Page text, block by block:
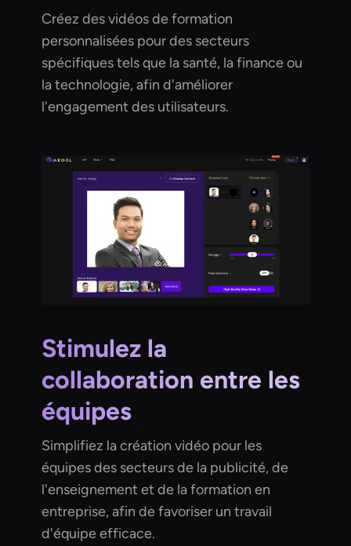
Créez des vidéos de formation
personnalisées pour des secteurs
spécifiques tels que la santé, la finance ou
la technologie, afin d'améliorer
l'engagement des utilisateurs.
Stimulez la
collaboration entre les
équipes
Simplifiez la création vidéo pour les
équipes des secteurs de la publicité, de
l'enseignement et de la formation en
entreprise, afin de favoriser un travail
d'équipe efficace.